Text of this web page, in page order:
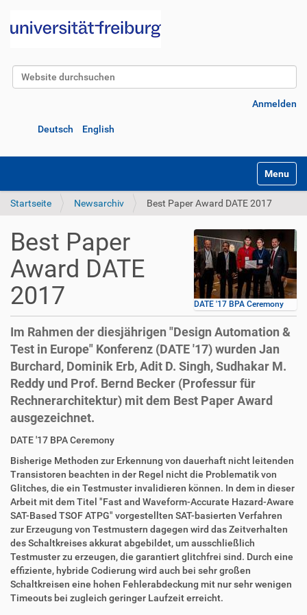
Website durchsuchen
Anmelden
Deutsch English
Startseite Newsarchiv Best Paper Award DATE 2017
DATE '17 BPA Ceremony
Best Paper
Award DATE
2017
Im Rahmen der diesjährigen "Design Automation &
Test in Europe" Konferenz (DATE '17) wurden Jan
Burchard, Dominik Erb, Adit D. Singh, Sudhakar M.
Reddy und Prof. Bernd Becker (Professur für
Rechnerarchitektur) mit dem Best Paper Award
ausgezeichnet.
D
r
e
k
t
z
u
g
r
i
f
f
A
t
k
e
l
a
k
t
i
o
n
DATE '17 BPA Ceremony
Bisherige Methoden zur Erkennung von dauerhaft nicht leitenden
Transistoren beachten in der Regel nicht die Problematik von
Glitches, die ein Testmuster invalidieren können. In dem in dieser
Arbeit mit dem Titel "Fast and Waveform-Accurate Hazard-Aware
SAT-Based TSOF ATPG" vorgestellten SAT-basierten Verfahren
zur Erzeugung von Testmustern dagegen wird das Zeitverhalten
des Schaltkreises akkurat abgebildet, um ausschließlich
Testmuster zu erzeugen, die garantiert glitchfrei sind. Durch eine
effiziente, hybride Codierung wird auch bei sehr großen
Schaltkreisen eine hohen Fehlerabdeckung mit nur sehr wenigen
Timeouts bei zugleich geringer Laufzeit erreicht.